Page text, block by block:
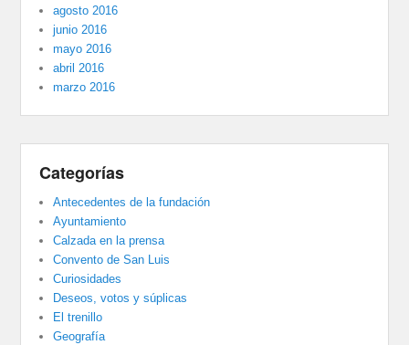
agosto 2016
junio 2016
mayo 2016
abril 2016
marzo 2016
Categorías
Antecedentes de la fundación
Ayuntamiento
Calzada en la prensa
Convento de San Luis
Curiosidades
Deseos, votos y súplicas
El trenillo
Geografía